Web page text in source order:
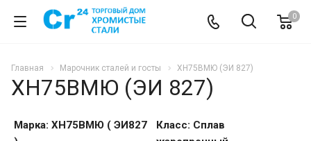
0
Главная Марочник сталей и госты ХН75ВМЮ (ЭИ 827)
ХН75ВМЮ (ЭИ 827)
Марка: ХН75ВМЮ ( ЭИ827
Класс: Сплав